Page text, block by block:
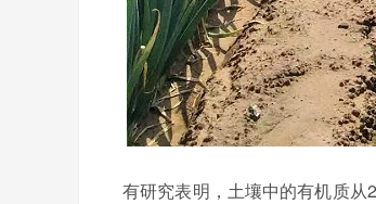
有研究表明，土壤中的有机质